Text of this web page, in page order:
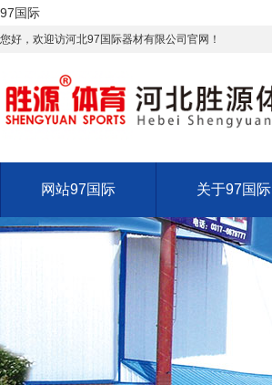
97国际
您好，欢迎访河北97国际器材有限公司官网！
网站97国际 关于97国际